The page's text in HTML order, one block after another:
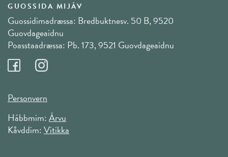
GUOSSIDA MIJÁV
Guossidimadræssa: Bredbuktnesv. 50 B, 9520
Guovdageaidnu
Poasstaadræssa: Pb. 173, 9521 Guovdageaidnu
Personvern
Hábbmim:Árvu
Kåvddim:Vitikka